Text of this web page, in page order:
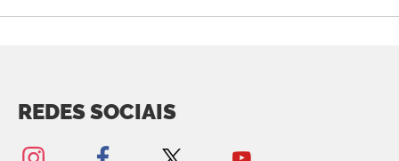
REDES SOCIAIS